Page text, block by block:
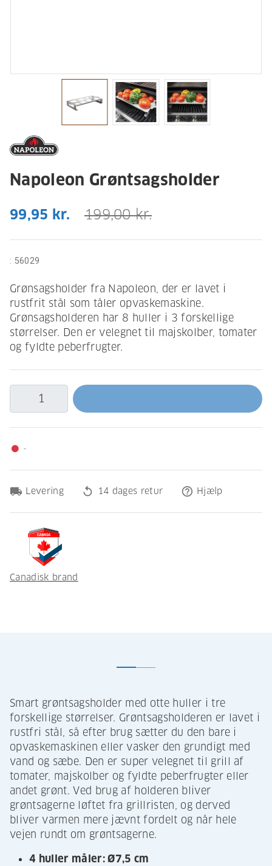
Napoleon Grøntsagsholder
99,95 kr. 199,00 kr.
: 56029
Grønsagsholder fra Napoleon, der er lavet i
rustfrit stål som tåler opvaskemaskine.
Grønsagsholderen har 8 huller i 3 forskellige
størrelser. Den er velegnet til majskolber, tomater
og fyldte peberfrugter.
fiber_manual_record -
local_shipping Levering replay 14 dages retur help_outline Hjælp
Canadisk brand
Smart grøntsagsholder med otte huller i tre
forskellige størrelser. Grøntsagsholderen er lavet i
rustfri stål, så efter brug sætter du den bare i
opvaskemaskinen eller vasker den grundigt med
vand og sæbe. Den er super velegnet til grill af
tomater, majskolber og fyldte peberfrugter eller
andet grønt. Ved brug af holderen bliver
grøntsagerne løftet fra grillristen, og derved
bliver varmen mere jævnt fordelt og når hele
vejen rundt om grøntsagerne.
4 huller måler: Ø7,5 cm